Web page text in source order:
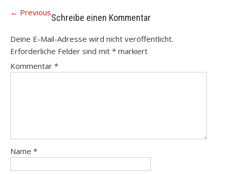
← PreviousSchreibe einen Kommentar
Deine E-Mail-Adresse wird nicht veröffentlicht.
Erforderliche Felder sind mit * markiert
Kommentar *
Name *